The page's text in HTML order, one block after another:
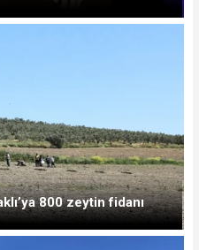
800 zeytin fidanı